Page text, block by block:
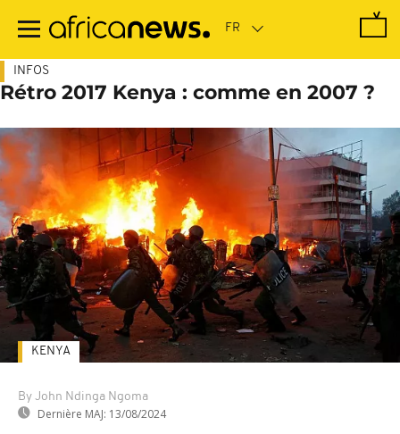
contenu
INFOS
Rétro 2017 Kenya : comme en 2007 ?
By John Ndinga Ngoma
Dernière MAJ: 13/08/2024
KENYA